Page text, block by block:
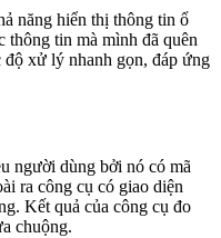
năng hiển thị thông tin ổ
thông tin mà mình đã quên
độ xử lý nhanh gọn, đáp ứng
người dùng bởi nó có mã
ra công cụ có giao diện
Kết quả của công cụ đo
chuộng.